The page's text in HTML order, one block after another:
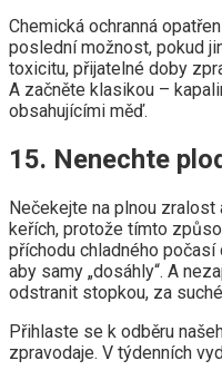
Chemická ochranná
poslední možnost, pokud
toxicitu, přijatelné doby
A začněte klasikou –
obsahujícími měď.
15. Nenechte
Nečekejte na plnou zralost
keřích, protože tímto
příchodu chladného počasí
aby samy „dosáhly“. A
odstranit stopkou, za
Přihlaste se k odběru
zpravodaje. V týdenních